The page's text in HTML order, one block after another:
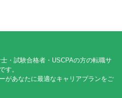
・試験合格者・USCPAの方の転職サ
す。
があなたに最適なキャリアプランをご